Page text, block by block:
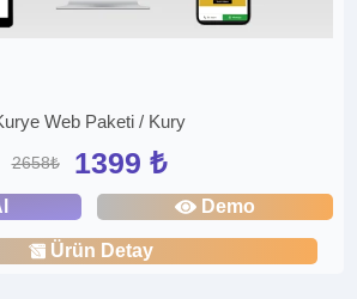
Web Paketi / Kury
2658₺ 1399 ₺
Demo
Ürün Detay